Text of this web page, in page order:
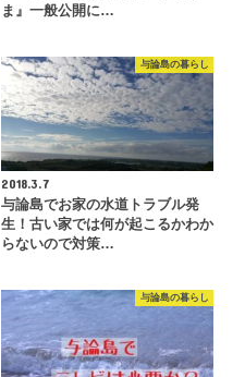
ま』一般公開に…
与論島の暮らし
2018.3.7
与論島でお家の水道トラブル発
生！古い家では何が起こるかわか
らないので対策…
与論島の暮らし